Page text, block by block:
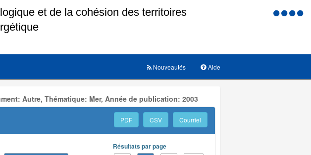
Menu
Aide
Nouveautés
Autre, Thématique: Mer, Année de publication: 2003
PDF CSV Courriel
Résultats par page